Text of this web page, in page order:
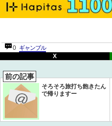
0 ギャンブル
X
前の記事
そろそろ旅打ち飽きたん
で帰りますー